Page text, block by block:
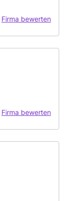
Firma bewerten
Firma bewerten